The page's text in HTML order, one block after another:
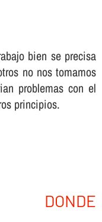
bien se precisa
no nos tomamos
problemas con el
principios.
DONDE